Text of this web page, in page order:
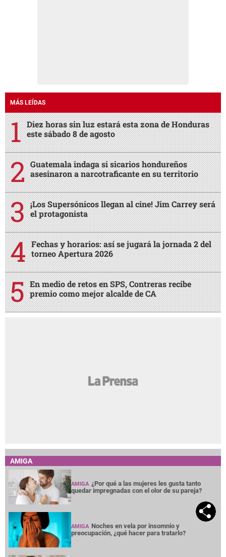
MÁS LEÍDAS
Diez horas sin luz estará esta zona de Honduras
este sábado 8 de agosto
Guatemala indaga si sicarios hondureños
asesinaron a narcotraficante en su territorio
¡Los Supersónicos llegan al cine! Jim Carrey será
el protagonista
Fechas y horarios: así se jugará la jornada 2 del
torneo Apertura 2026
En medio de retos en SPS, Contreras recibe
premio como mejor alcalde de CA
AMIGA
AMIGA ¿Por qué a las mujeres les gusta tanto
quedar impregnadas con el olor de su pareja?
AMIGA Noches en vela por insomnio y
preocupación, ¿qué hacer para tratarlo?